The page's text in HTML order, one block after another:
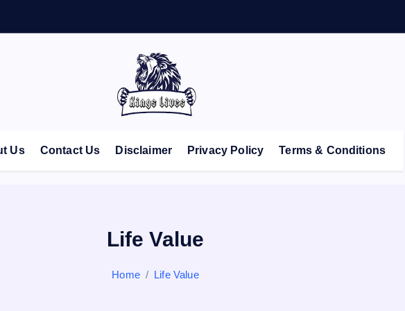
Live Like A King
Us Contact Us Disclaimer Privacy Policy Terms & Conditions
Life Value
Home Life Value